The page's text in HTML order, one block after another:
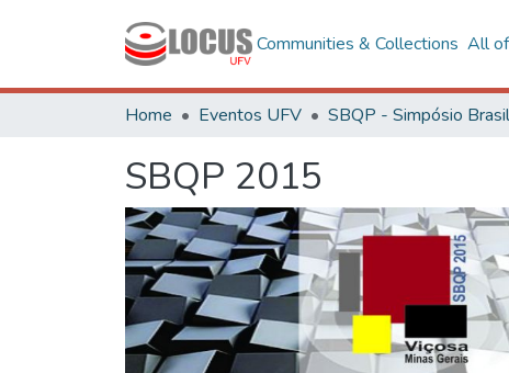
Communities & Collections All
Home Eventos UFV
SBQP 2015